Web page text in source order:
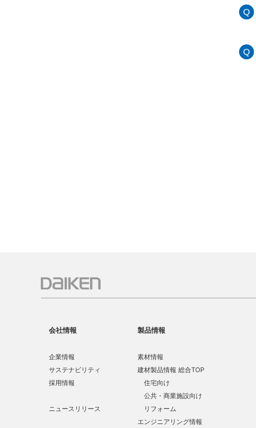
会社情報
企業情報
サステナビリティ
採用情報
ニュースリリース
製品情報
素材情報
建材製品情報 総合TOP
住宅向け
公共・商業施設向け
リフォーム
エンジニアリング情報